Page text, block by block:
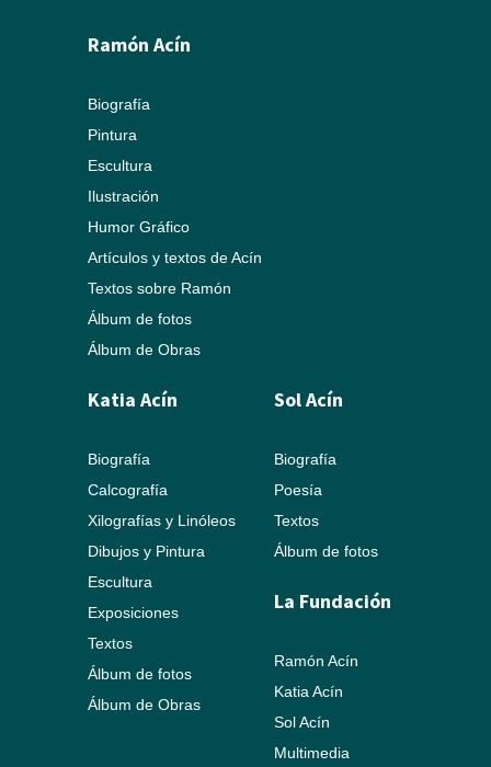
Ramón Acín
Biografía
Pintura
Escultura
Ilustración
Humor Gráfico
Artículos y textos de Acín
Textos sobre Ramón
Álbum de fotos
Álbum de Obras
Katia Acín
Biografía
Calcografía
Xilografías y Linóleos
Dibujos y Pintura
Escultura
Exposiciones
Textos
Álbum de fotos
Álbum de Obras
Sol Acín
Biografía
Poesía
Textos
Álbum de fotos
La Fundación
Ramón Acín
Katia Acín
Sol Acín
Multimedia